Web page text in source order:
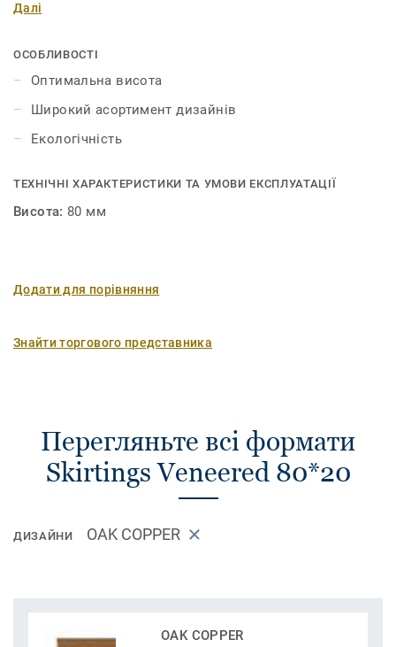
Далі
ОСОБЛИВОСТІ
Оптимальна висота
Широкий асортимент дизайнів
Екологічність
ТЕХНІЧНІ ХАРАКТЕРИСТИКИ ТА УМОВИ ЕКСПЛУАТАЦІЇ
Висота: 80 мм
Додати для порівняння
Знайти торгового представника
Перегляньте всі формати
Skirtings Veneered 80*20
ДИЗАЙНИ OAK COPPER
OAK COPPER